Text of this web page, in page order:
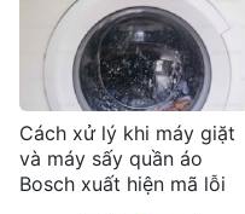
Cách xử lý khi máy giặt
và máy sấy quần áo
Bosch xuất hiện mã lỗi